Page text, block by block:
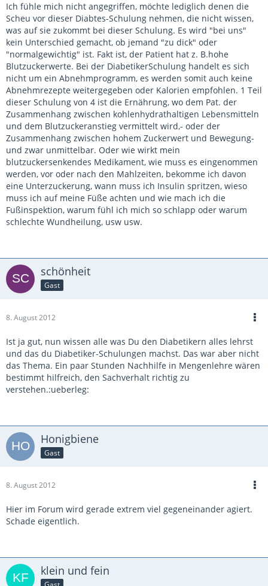
Ich fühle mich nicht angegriffen, möchte lediglich denen die
Scheu vor dieser Diabtes-Schulung nehmen, die nicht wissen,
was auf sie zukommt bei dieser Schulung. Es wird "bei uns"
kein Unterschied gemacht, ob jemand "zu dick" oder
"normalgewichtig" ist. Fakt ist, der Patient hat z. B.hohe
Blutzuckerwerte. Bei der DiabetikerSchulung handelt es sich
nicht um ein Abnehmprogramm, es werden somit auch keine
Abnehmrezepte weitergegeben oder Kalorien empfohlen. 1 Teil
dieser Schulung von 4 ist die Ernährung, wo dem Pat. der
Zusammenhang zwischen kohlenhydrathaltigen Lebensmitteln
und dem Blutzuckeranstieg vermittelt wird,- oder der
Zusammenhang zwischen hohem Zuckerwert und Bewegung-
und zwar unmittelbar. Oder wie wirkt mein
blutzuckersenkendes Medikament, wie muss es eingenommen
werden, vor oder nach den Mahlzeiten, bekomme ich davon
eine Unterzuckerung, wann muss ich Insulin spritzen, wieso
muss ich auf meine Füße achten und wie mach ich die
Fußinspektion, warum fühl ich mich so schlapp oder warum
schlechte Wundheilung, usw usw.
schönheit
Gast
8. August 2012
Ist ja gut, nun wissen alle was Du den Diabetikern alles lehrst
und das du Diabetiker-Schulungen machst. Das war aber nicht
das Thema. Ein paar Stunden Nachhilfe in Mengenlehre wären
bestimmt hilfreich, den Sachverhalt richtig zu
verstehen.:ueberleg:
Honigbiene
Gast
8. August 2012
Hier im Forum wird gerade extrem viel gegeneinander agiert.
Schade eigentlich.
klein und fein